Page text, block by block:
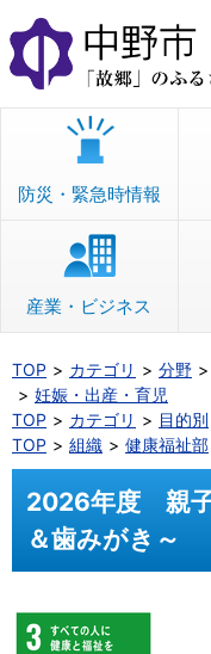
本
文
へ
移
防災・緊急時情報
産業・ビジネス
TOP カテゴリ 分野
妊娠・出産・育児
TOP
カテゴリ 目的別
TOP
組織 健康福祉部
2026年度 親子
＆歯みがき～